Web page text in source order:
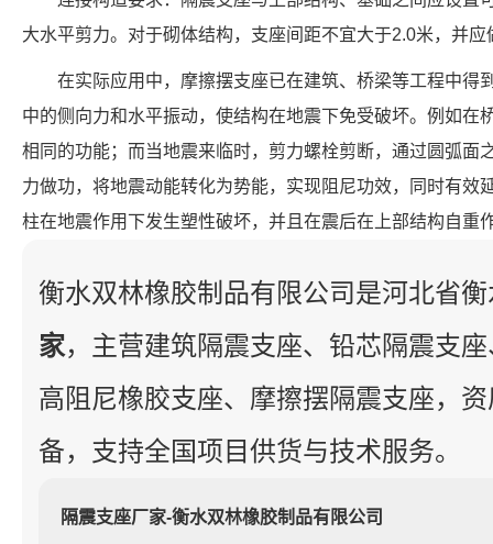
大水平剪力。对于砌体结构，支座间距不宜大于2.0米，并
在实际应用中，摩擦摆支座已在建筑、桥梁等工程中得
中的侧向力和水平振动，使结构在地震下免受破坏。例如在
相同的功能；而当地震来临时，剪力螺栓剪断，通过圆弧面
力做功，将地震动能转化为势能，实现阻尼功效，同时有效
柱在地震作用下发生塑性破坏，并且在震后在上部结构自重
衡水双林橡胶制品有限公司是河北省
家，主营建筑隔震支座、铅芯隔震支
高阻尼橡胶支座、摩擦摆隔震支座，
备，支持全国项目供货与技术服务。
隔震支座厂家-衡水双林橡胶制品有限公司